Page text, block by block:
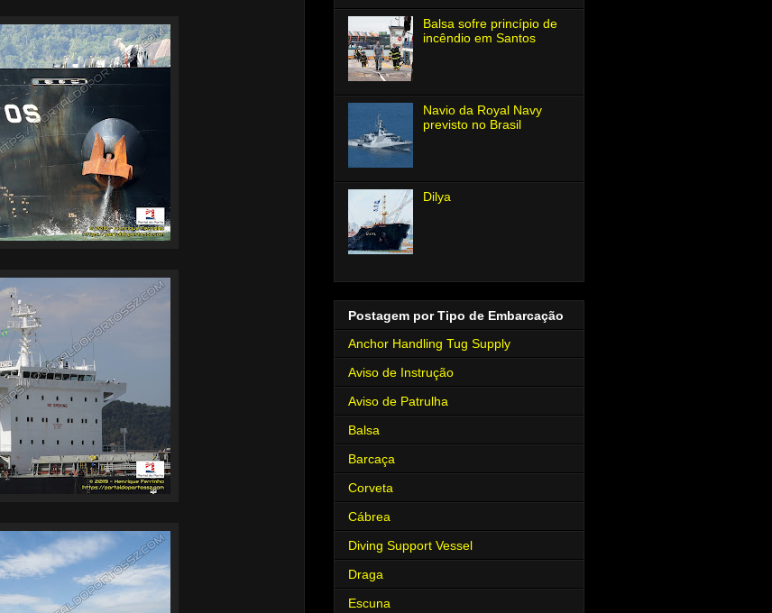
Balsa sofre princípio de
incêndio em Santos
Navio da Royal Navy
previsto no Brasil
Dilya
Postagem por Tipo de Embarcação
Anchor Handling Tug Supply
Aviso de Instrução
Aviso de Patrulha
Balsa
Barcaça
Corveta
Cábrea
Diving Support Vessel
Draga
Escuna